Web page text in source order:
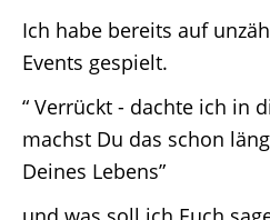
Ich habe bereits auf
Events gespielt.
“ Verrückt - dachte ich in
machst Du das schon
Deines Lebens”